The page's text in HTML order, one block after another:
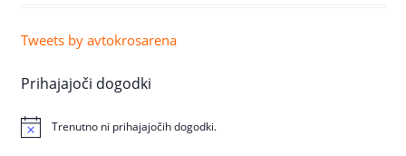
Tweets by avtokrosarena
Prihajajoči dogodki
Trenutno ni prihajajočih dogodki.